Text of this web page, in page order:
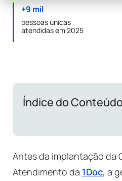
+9 mil
pessoas únicas
atendidas em 2025
Índice do Conteúdo
Antes da implantação da
Atendimento da 1Doc, a